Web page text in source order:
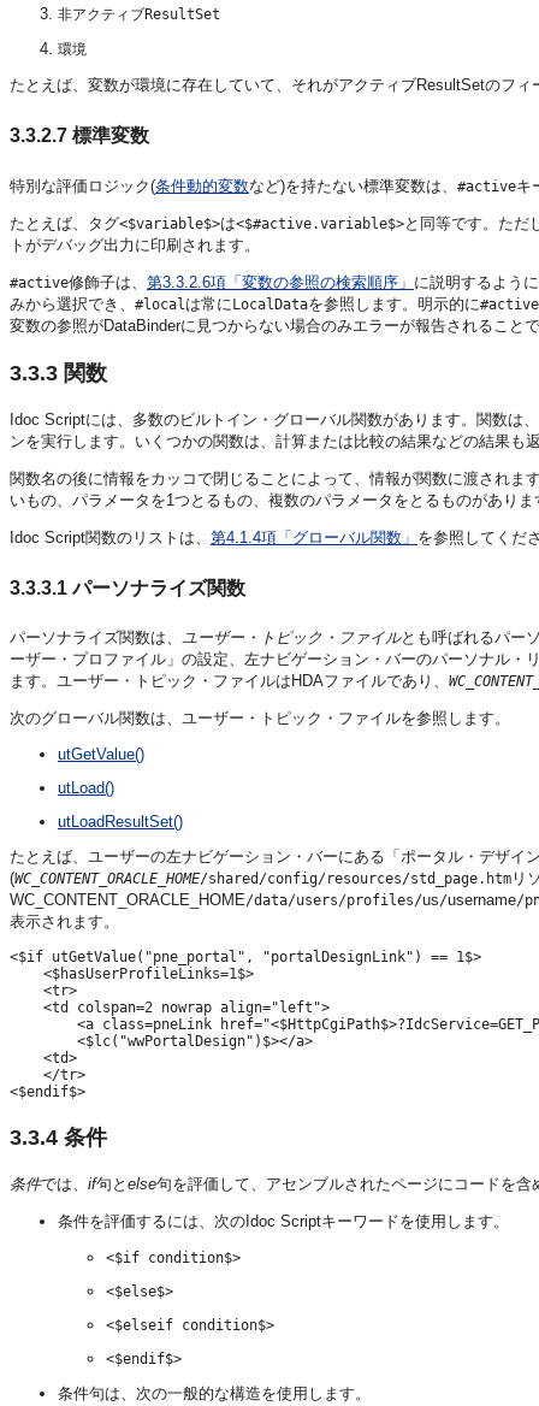
非アクティブResultSet
環境
たとえば、変数が環境に存在していて、それがアクティブResultSetのフ
3.3.2.7 標準変数
特別な評価ロジック(条件動的変数など)を持たない標準変数は、 #activeキ
たとえば、タグ<$variable$>は<$#active.variable$>と同等です。ただ
トがデバッグ出力に印刷されます。
#active修飾子は、 第3.3.2.6項「変数の参照の検索順序」 に説明するよう
みから選択でき、 #local は常に LocalDataを参照します。明示的に#active
変数の参照がDataBinderに見つからない場合のみエラーが報告されること
3.3.3 関数
Idoc Scriptには、多数のビルトイン・グローバル関数があります。関数
ンを実行します。いくつかの関数は、計算または比較の結果などの結果も
関数名の後に情報をカッコで閉じることによって、情報が関数に渡されま
いもの、パラメータを1つとるもの、複数のパラメータをとるものがあり
Idoc Script関数のリストは、 第4.1.4項「グローバル関数」 を参照してくだ
3.3.3.1 パーソナライズ関数
パーソナライズ関数は、 ユーザー・トピック・ファイルとも呼ばれるパー
ーザー・プロファイル」の設定、左ナビゲーション・バーのパーソナル
ます。ユーザー・トピック・ファイルはHDAファイルであり、
次のグローバル関数は、ユーザー・トピック・ファイルを参照します。
utGetValue()
utLoad()
utLoadResultSet()
たとえば、ユーザーの左ナビゲーション・バーにある「ポータル・デザイ
(WC_CONTENT_ORACLE_HOME/shared/config/resources/std_page.htm リ
WC_CONTENT_ORACLE_HOME/data/users/profiles/us/username/
表示されます。
<$if utGetValue("pne_portal", "portalDesignLink") == 1$>
    <$hasUserProfileLinks=1$>
    <tr>
    <td colspan=2 nowrap align="left">
<a class=pneLink
        <$lc("wwPortalDesign")$></a>
    <td>
    </tr>
3.3.4 条件
条件では、 if句と else句を評価して、アセンブルされたページにコードを
条件を評価するには、次のIdoc Scriptキーワードを使用します。
<$if condition$>
<$else$>
<$elseif condition$>
<$endif$>
条件句は、次の一般的な構造を使用します。